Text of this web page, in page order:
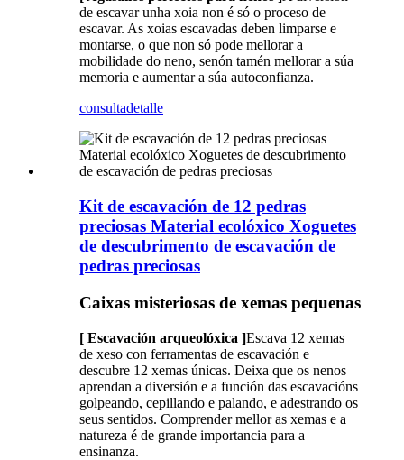
de escavar unha xoia non é só o proceso de
escavar. As xoias escavadas deben limparse e
montarse, o que non só pode mellorar a
mobilidade do neno, senón tamén mellorar a súa
memoria e aumentar a súa autoconfianza.
consultadetalle
Kit de escavación de 12 pedras
preciosas Material ecolóxico Xoguetes
de descubrimento de escavación de
pedras preciosas
Caixas misteriosas de xemas pequenas
[ Escavación arqueolóxica ]Escava 12 xemas
de xeso con ferramentas de escavación e
descubre 12 xemas únicas. Deixa que os nenos
aprendan a diversión e a función das escavacións
golpeando, cepillando e palando, e adestrando os
seus sentidos. Comprender mellor as xemas e a
natureza é de grande importancia para a
ensinanza.